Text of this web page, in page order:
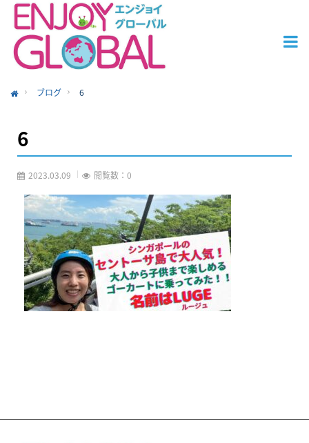
ブログ 6
6
2023.03.09 閲覧数：0